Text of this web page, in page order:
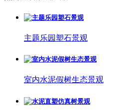
主题乐园塑石景观
室内水泥假树生态景观